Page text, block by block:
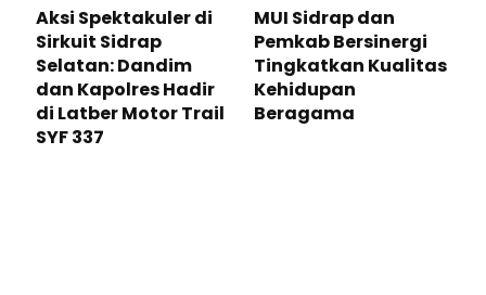
Aksi Spektakuler di
Sirkuit Sidrap
Selatan: Dandim
dan Kapolres Hadir
di Latber Motor Trail
SYF 337
MUI Sidrap dan
Pemkab Bersinergi
Tingkatkan Kualitas
Kehidupan
Beragama